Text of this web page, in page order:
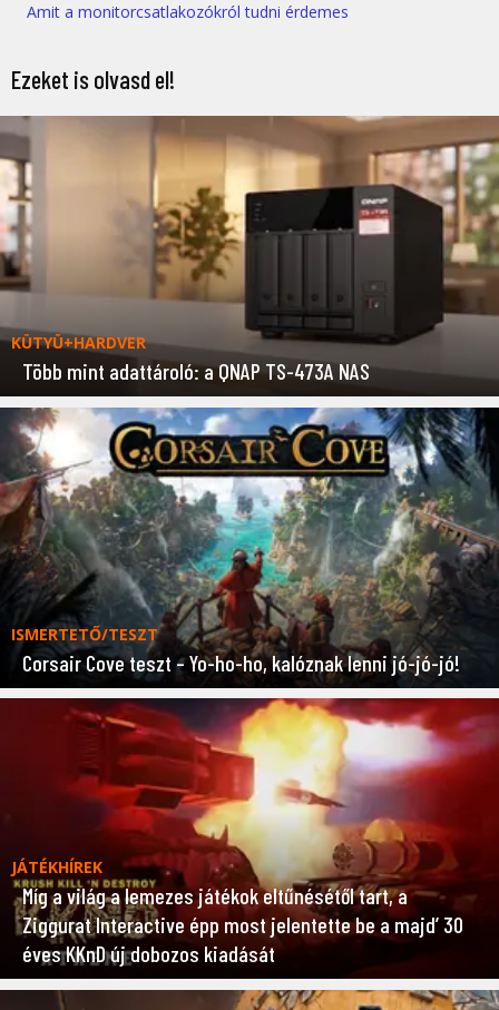
Amit a monitorcsatlakozókról tudni érdemes
Ezeket is olvasd el!
KÜTYÜ+HARDVER
Több mint adattároló: a QNAP TS-473A NAS
ISMERTETŐ/TESZT
Corsair Cove teszt – Yo-ho-ho, kalóznak lenni jó-jó-jó!
JÁTÉKHÍREK
Míg a világ a lemezes játékok eltűnésétől tart, a
Ziggurat Interactive épp most jelentette be a majd’ 30
éves KKnD új dobozos kiadását